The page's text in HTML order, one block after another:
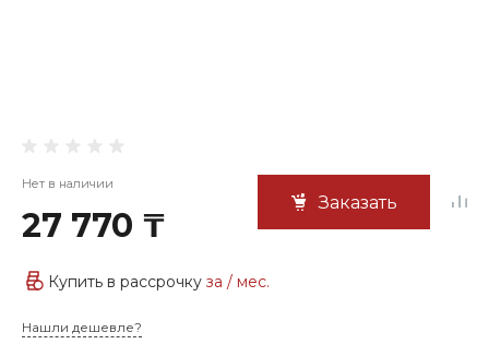
Нет в наличии
27 770 ₸
Заказать
Купить в рассрочку за / мес.
Нашли дешевле?